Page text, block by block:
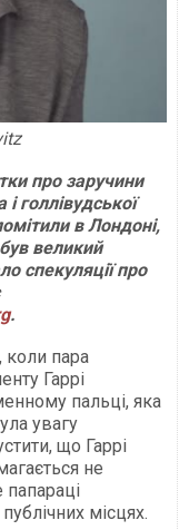
про заручини
голлівудської
в Лондоні,
великий
спекуляції про
.
коли пара
Гаррі
пальці, яка
увагу
що Гаррі
не
місцях.